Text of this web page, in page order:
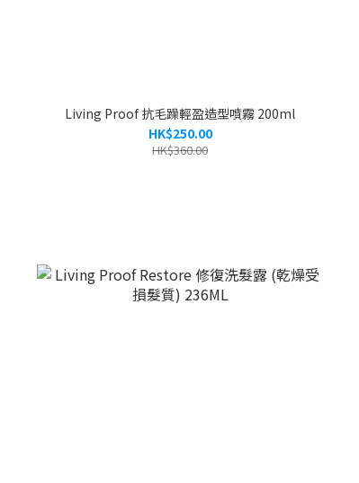
Living Proof 抗毛躁輕盈造型噴霧 200ml
HK$250.00
HK$360.00